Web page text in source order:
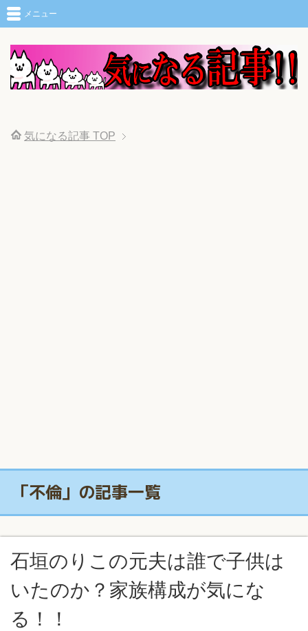
メニュー
気になる記事 TOP
「不倫」の記事一覧
石垣のりこの元夫は誰で子供は
いたのか？家族構成が気にな
る！！